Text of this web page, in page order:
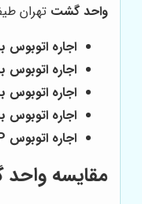
واحد گشت تهران
اجاره اتوبوس
اجاره
اجاره اتوبوس
اجاره اتوبوس
اجاره اتوبوس VIP:
مقایسه